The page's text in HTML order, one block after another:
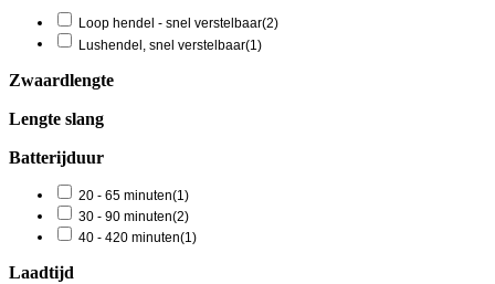
Loop hendel - snel verstelbaar(2)
Lushendel, snel verstelbaar(1)
Zwaardlengte
Lengte slang
Batterijduur
20 - 65 minuten(1)
30 - 90 minuten(2)
40 - 420 minuten(1)
Laadtijd